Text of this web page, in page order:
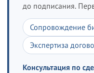
до подписания.
Сопровождение
Экспертиза
Консультация по